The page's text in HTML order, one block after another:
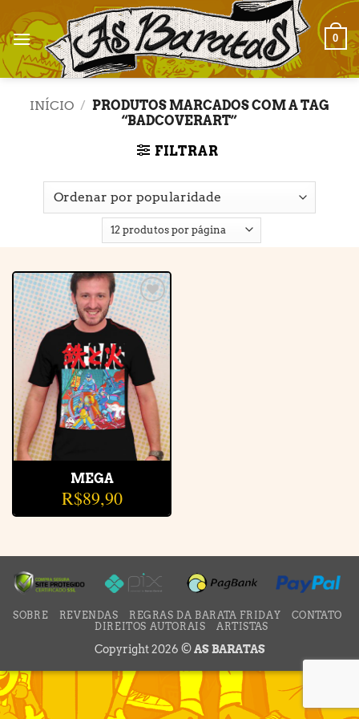
to
content
0
INÍCIO / PRODUTOS MARCADOS COM A TAG
“BADCOVERART”
FILTRAR
Adicionar
à lista de
desejos
MEGA
R$89,90
SOBRE REVENDAS REGRAS DA BARATA FRIDAY
CONTATO
DIREITOS AUTORAIS
ARTISTAS
Copyright 2026 ©AS BARATAS